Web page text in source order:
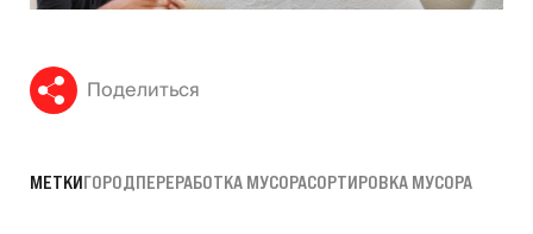
Поделиться
МЕТКИГОРОДПЕРЕРАБОТКА МУСОРАСОРТИРОВКА МУСОРА